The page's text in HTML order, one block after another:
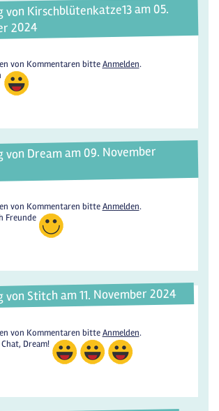
von Kirschblütenkatze13 am 05.
2024
von Kommentaren bitteAnmelden.
von Dream am 09. November
von Kommentaren bitteAnmelden.
Freunde
von Stitch am 11. November 2024
von Kommentaren bitteAnmelden.
Dream!